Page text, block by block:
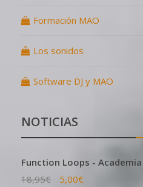
Formación MAO
Los sonidos
Software DJ y MAO
NOTICIAS
Function Loops -
18,95€ 5,00€